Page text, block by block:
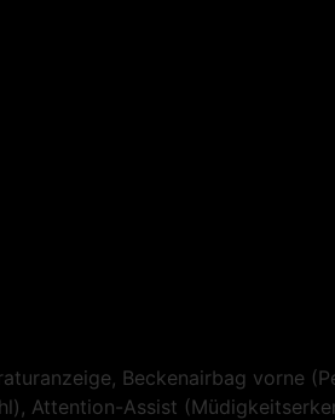
Beckenairbag vorne
Attention-Assist